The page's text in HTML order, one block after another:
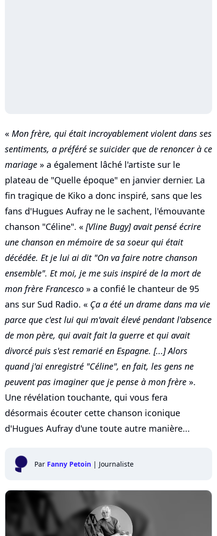
« Mon frère, qui était incroyablement violent dans ses
sentiments, a préféré se suicider que de renoncer à ce
mariage » a également lâché l'artiste sur le
plateau de "Quelle époque" en janvier dernier. La
fin tragique de Kiko a donc inspiré, sans que les
fans d'Hugues Aufray ne le sachent, l'émouvante
chanson "Céline". « [Vline Bugy] avait pensé écrire
une chanson en mémoire de sa soeur qui était
décédée. Et je lui ai dit "On va faire notre chanson
ensemble". Et moi, je me suis inspiré de la mort de
mon frère Francesco » a confié le chanteur de 95
ans sur Sud Radio. « Ça a été un drame dans ma vie
parce que c'est lui qui m'avait élevé pendant l'absence
de mon père, qui avait fait la guerre et qui avait
divorcé puis s'est remarié en Espagne. [...] Alors
quand j'ai enregistré "Céline", en fait, les gens ne
peuvent pas imaginer que je pense à mon frère ».
Une révélation touchante, qui vous fera
désormais écouter cette chanson iconique
d'Hugues Aufray d'une toute autre manière...
Par Fanny Petoin | Journaliste